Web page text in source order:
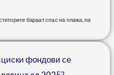
бараат спас на плажа, па
фондови се